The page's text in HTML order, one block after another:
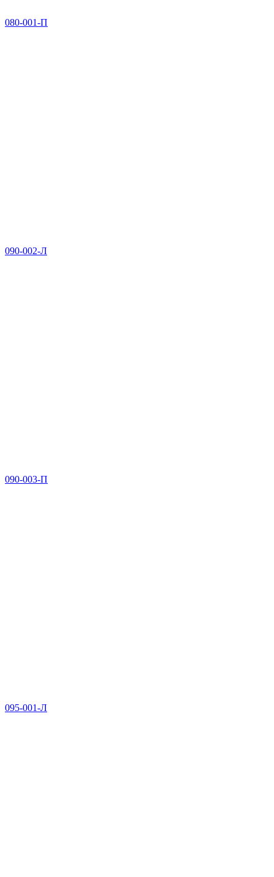
080-001-П
090-002-Л
090-003-П
095-001-Л